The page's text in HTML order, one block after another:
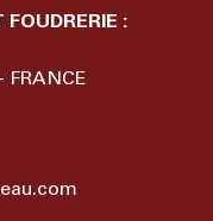
:
FRANCE